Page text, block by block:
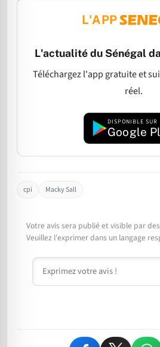
L'APP
L'actualité du Sénégal
Téléchargez l'app gratuite et
réel.
DISPONIBLE SUR
Google
cpi Macky Sall
Votre avis sera publié et visible par
Veuillez l'exprimer dans un langage
Commentaire